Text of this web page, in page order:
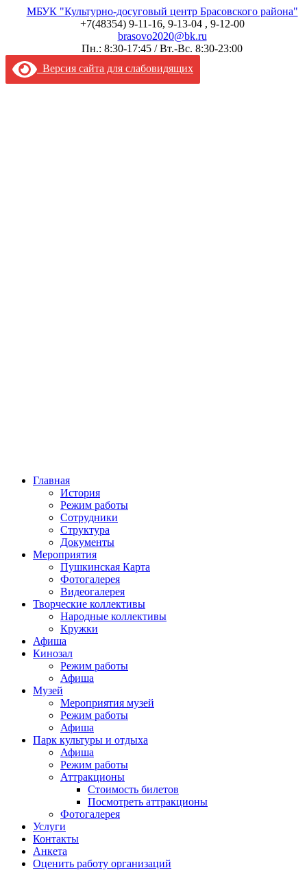
МБУК "Культурно-досуговый центр Брасовского района"
+7(48354) 9-11-16, 9-13-04 , 9-12-00
brasovo2020@bk.ru
Пн.: 8:30-17:45 / Вт.-Вс. 8:30-23:00
Версия сайта для слабовидящих
Главная
История
Режим работы
Сотрудники
Структура
Документы
Мероприятия
Пушкинская Карта
Фотогалерея
Видеогалерея
Творческие коллективы
Народные коллективы
Кружки
Афиша
Кинозал
Режим работы
Афиша
Музей
Мероприятия музей
Режим работы
Афиша
Парк культуры и отдыха
Афиша
Режим работы
Аттракционы
Стоимость билетов
Посмотреть аттракционы
Фотогалерея
Услуги
Контакты
Анкета
Оценить работу организаций